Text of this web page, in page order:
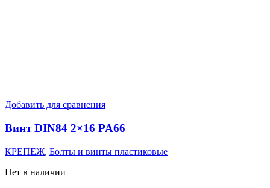
Добавить для сравнения
Винт DIN84 2×16 PA66
КРЕПЕЖ, Болты и винты пластиковые
Нет в наличии